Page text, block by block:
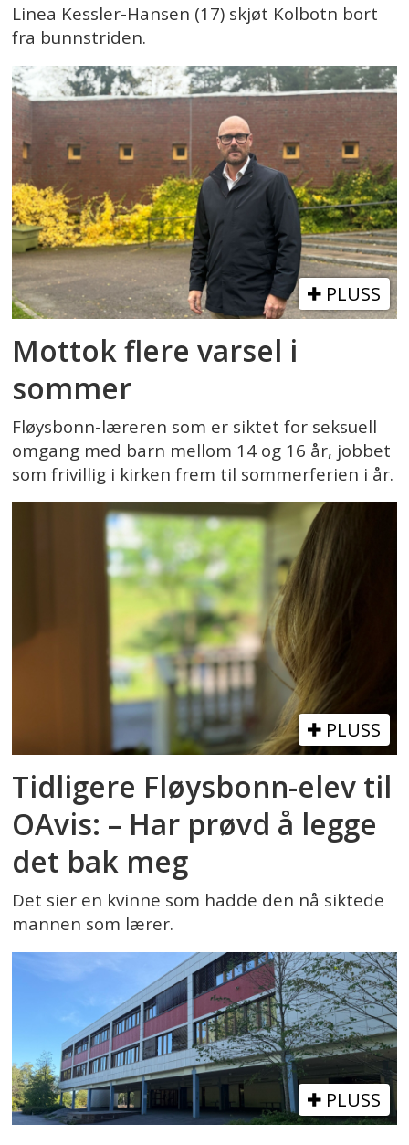
Linea Kessler-Hansen (17) skjøt Kolbotn bort
fra bunnstriden.
PLUSS
Mottok flere varsel i
sommer
Fløysbonn-læreren som er siktet for seksuell
omgang med barn mellom 14 og 16 år, jobbet
som frivillig i kirken frem til sommerferien i år.
PLUSS
Tidligere Fløysbonn-elev til
OAvis: – Har prøvd å legge
det bak meg
Det sier en kvinne som hadde den nå siktede
mannen som lærer.
PLUSS